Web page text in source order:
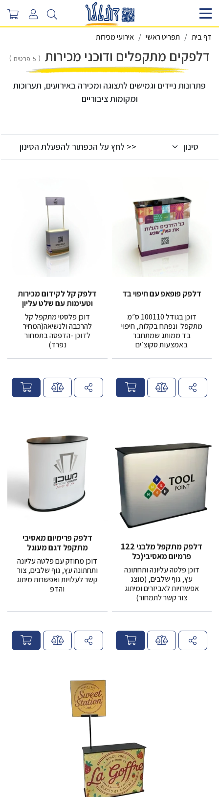
דף בית תפריט ראשי אירועי מכירות
דלפקים מתקפלים ודוכני מכירות 5 פרטים
פתרונות ניידים וגמישים לתצוגה ומכירה באירועים, תערוכות
ומקומות ציבוריים
סינון << לחץ על הכפתור להפעלת הסינון
דלפק פופאפ עם חיפוי בד
דוכן בגודל 100110 ס״מ
מתקפל ונפתח בקלות, חיפוי
בד ממותג שמתחבר
באמצעות סקוצ׳ים
ח
י
דלפק קל לקידום מכירות
וטעימות עם שלט עליון
דוכן פלסטי מתקפל קל
להרכבה ולנשיאה(המחיר
לדוכן -הדפסה בתמחור
נפרד)
ח
י
דלפק מתקפל מלבני 122
פרמיום מאסיבי(כל
התוספות הן אופצינליות
בתוספת מחיר)
דוכן פלטה עליונה ותחתונה
עץ, גוף שלבים, (מוצג
אפשרויות לאביזרים ומיתוג
צור קשר לתמחור)
ח
י
דלפק פרימיום מאסיבי
מתקפל דגם מעוגל
דוכן מחוזק עם פלטה עליונה
ותחתונה עץ, גוף שלבים, צור
קשר לעלויות ואפשרות מיתוג
והדפ
ח
י